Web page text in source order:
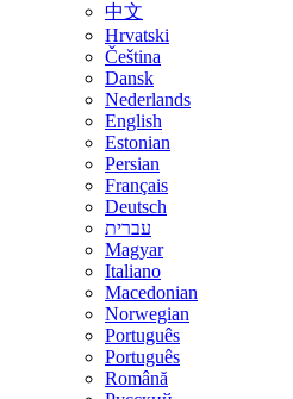
中文
Hrvatski
Čeština
Dansk
Nederlands
English
Estonian
Persian
Français
Deutsch
עברית
Magyar
Italiano
Macedonian
Norwegian
Português
Português
Română